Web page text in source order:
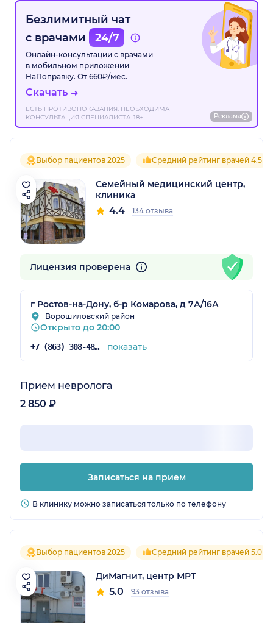
Безлимитный чат
с врачами
24/7
Онлайн-консультации с врачами
в мобильном приложении
НаПоправку. От 660₽/мес.
Скачать
ЕСТЬ ПРОТИВОПОКАЗАНИЯ. НЕОБХОДИМА
КОНСУЛЬТАЦИЯ СПЕЦИАЛИСТА. 18+
Реклама
Выбор пациентов 2025 Средний рейтинг врачей 4.5
Семейный медицинский центр,
клиника
4.4 134 отзыва
Лицензия проверена
г Ростов-на-Дону, б-р Комарова, д 7А/16А
Ворошиловский район
Открыто до 20:00
+7 (863) 308-48-65 показать
Прием невролога
2 850 ₽
Записаться на прием
В клинику можно записаться только по телефону
Выбор пациентов 2025 Средний рейтинг врачей 5.0
ДиМагнит, центр МРТ
5.0 93 отзыва